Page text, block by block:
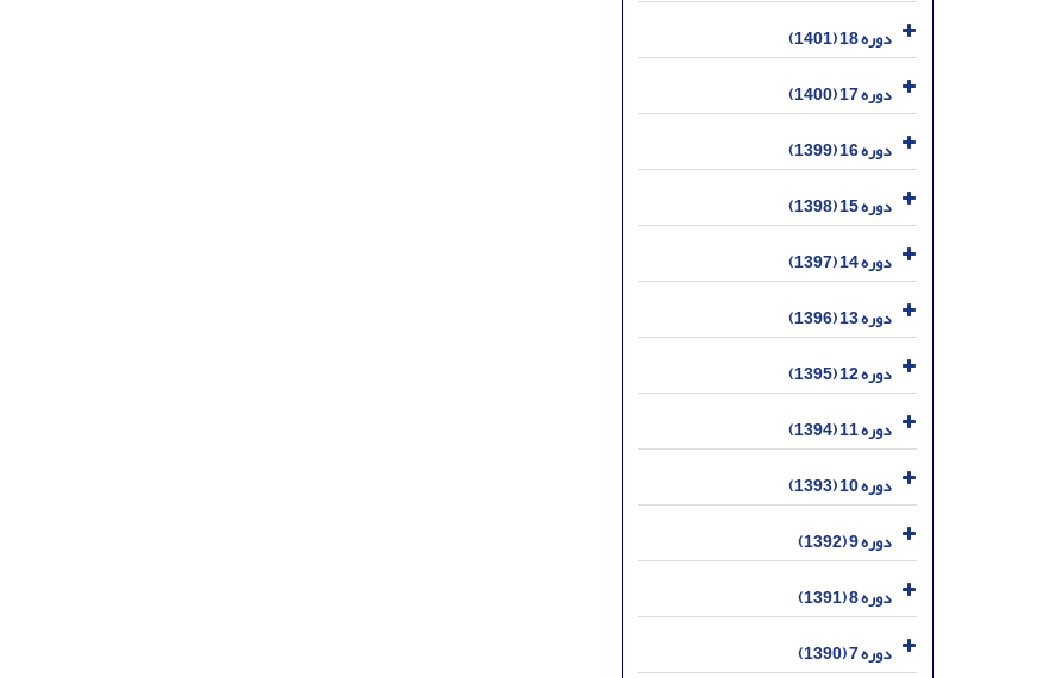
دوره 18 (1401)
دوره 17 (1400)
دوره 16 (1399)
دوره 15 (1398)
دوره 14 (1397)
دوره 13 (1396)
دوره 12 (1395)
دوره 11 (1394)
دوره 10 (1393)
دوره 9 (1392)
دوره 8 (1391)
دوره 7 (1390)